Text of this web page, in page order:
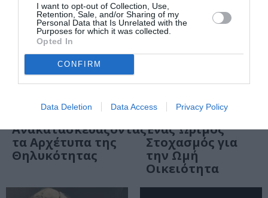
I want to opt-out of Collection, Use,
Retention, Sale, and/or Sharing of my
Personal Data that Is Unrelated with the
Purposes for which it was collected.
Opted In
CONFIRM
Data Deletion Data Access Privacy Policy
Gisela McDaniel:
Ανακατασκευάζοντας
τα Αρχέτυπα της
Θηλυκότητας
Juergen Teller:
Ένας Ώριμος
Στοχασμός για
την Ωμή
Οικειότητα